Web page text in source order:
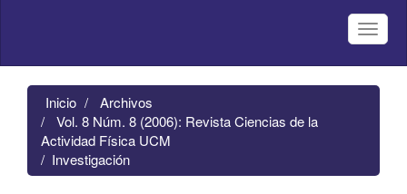
Toggle
Inicio
Archivos
Vol. 8 Núm. 8 (2006): Revista Ciencias de la
Actividad Física UCM
Investigación